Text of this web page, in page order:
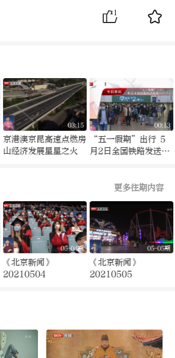
1
03:15
京港澳京昆高速点燃房
山经济发展星星之火
00:13
“五一假期”出行 5
月2日全国铁路发送旅
更多往期内容
05-04期
《北京新闻》
20210504
05-05期
《北京新闻》
20210505